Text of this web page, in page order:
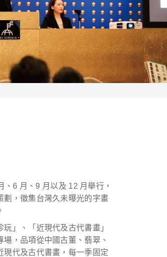
6 月、9 月以及 12 月舉行，
劃，徵集台灣久未曝光的字畫
」、「近現代及古代書畫」
，品項從中國古董、翡翠、
現代及古代書畫，每一季固定